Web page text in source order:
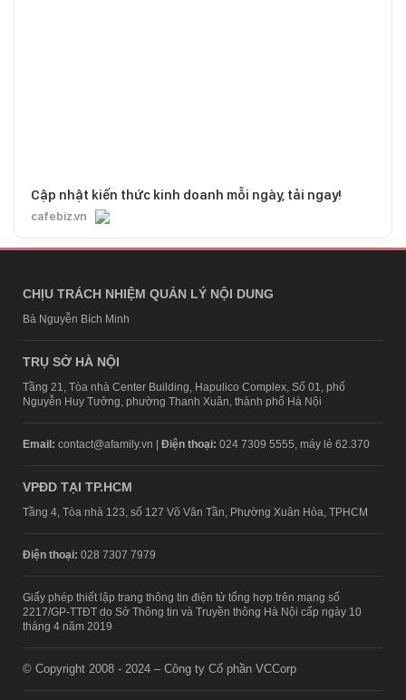
Cập nhật kiến thức kinh doanh mỗi ngày, tải ngay!
cafebiz.vn
CHỊU TRÁCH NHIỆM QUẢN LÝ NỘI DUNG
Bà Nguyễn Bích Minh
TRỤ SỞ HÀ NỘI
Tầng 21, Tòa nhà Center Building, Hapulico Complex, Số 01, phố
Nguyễn Huy Tưởng, phường Thanh Xuân, thành phố Hà Nội
Email: contact@afamily.vn | Điện thoại: 024 7309 5555, máy lẻ 62.370
VPĐD TẠI TP.HCM
Tầng 4, Tòa nhà 123, số 127 Võ Văn Tần, Phường Xuân Hòa, TPHCM
Điện thoại: 028 7307 7979
Giấy phép thiết lập trang thông tin điện tử tổng hợp trên mạng số
2217/GP-TTĐT do Sở Thông tin và Truyền thông Hà Nội cấp ngày 10
tháng 4 năm 2019
© Copyright 2008 - 2024 – Công ty Cổ phần VCCorp